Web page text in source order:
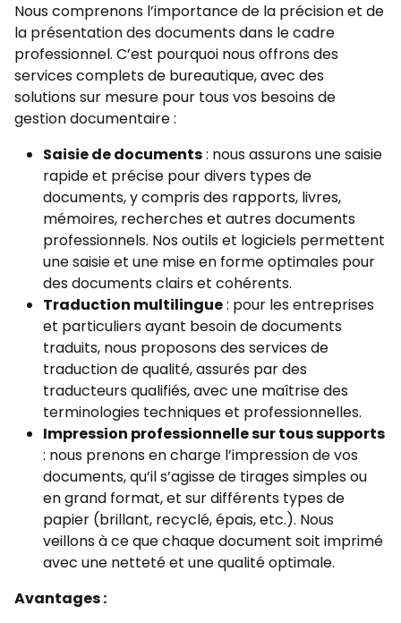
Nous comprenons l’importance de la précision et de
la présentation des documents dans le cadre
professionnel. C’est pourquoi nous offrons des
services complets de bureautique, avec des
solutions sur mesure pour tous vos besoins de
gestion documentaire :
Saisie de documents: nous assurons une saisie
rapide et précise pour divers types de
documents, y compris des rapports, livres,
mémoires, recherches et autres documents
professionnels. Nos outils et logiciels permettent
une saisie et une mise en forme optimales pour
des documents clairs et cohérents.
Traduction multilingue: pour les entreprises
et particuliers ayant besoin de documents
traduits, nous proposons des services de
traduction de qualité, assurés par des
traducteurs qualifiés, avec une maîtrise des
terminologies techniques et professionnelles.
Impression professionnelle sur tous supports
: nous prenons en charge l’impression de vos
documents, qu’il s’agisse de tirages simples ou
en grand format, et sur différents types de
papier (brillant, recyclé, épais, etc.). Nous
veillons à ce que chaque document soit imprimé
avec une netteté et une qualité optimale.
Avantages :